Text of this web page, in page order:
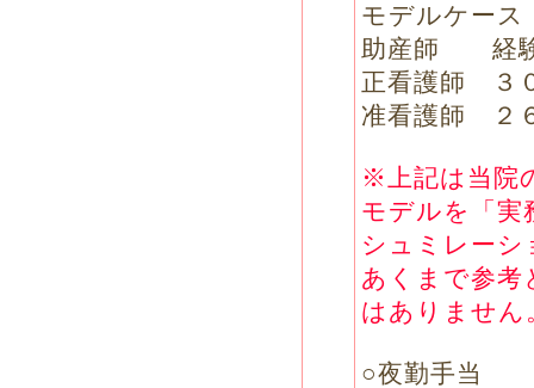
モデルケー
助産師 経験
正看護師 ３
准看護師 ２
※上記は当院
モデルを「実
シュミレーシ
あくまで参考
はありません
○夜勤手当